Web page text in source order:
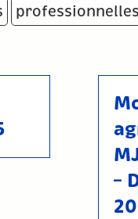
professionnelles
–